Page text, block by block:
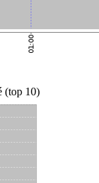
(top 10)